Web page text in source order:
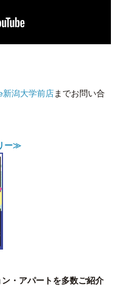
新潟大学前店までお問い合
ー≫
・アパートを多数ご紹介